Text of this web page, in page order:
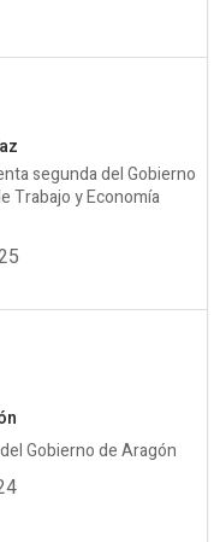
segunda del Gobierno
Trabajo y Economía
Gobierno de Aragón